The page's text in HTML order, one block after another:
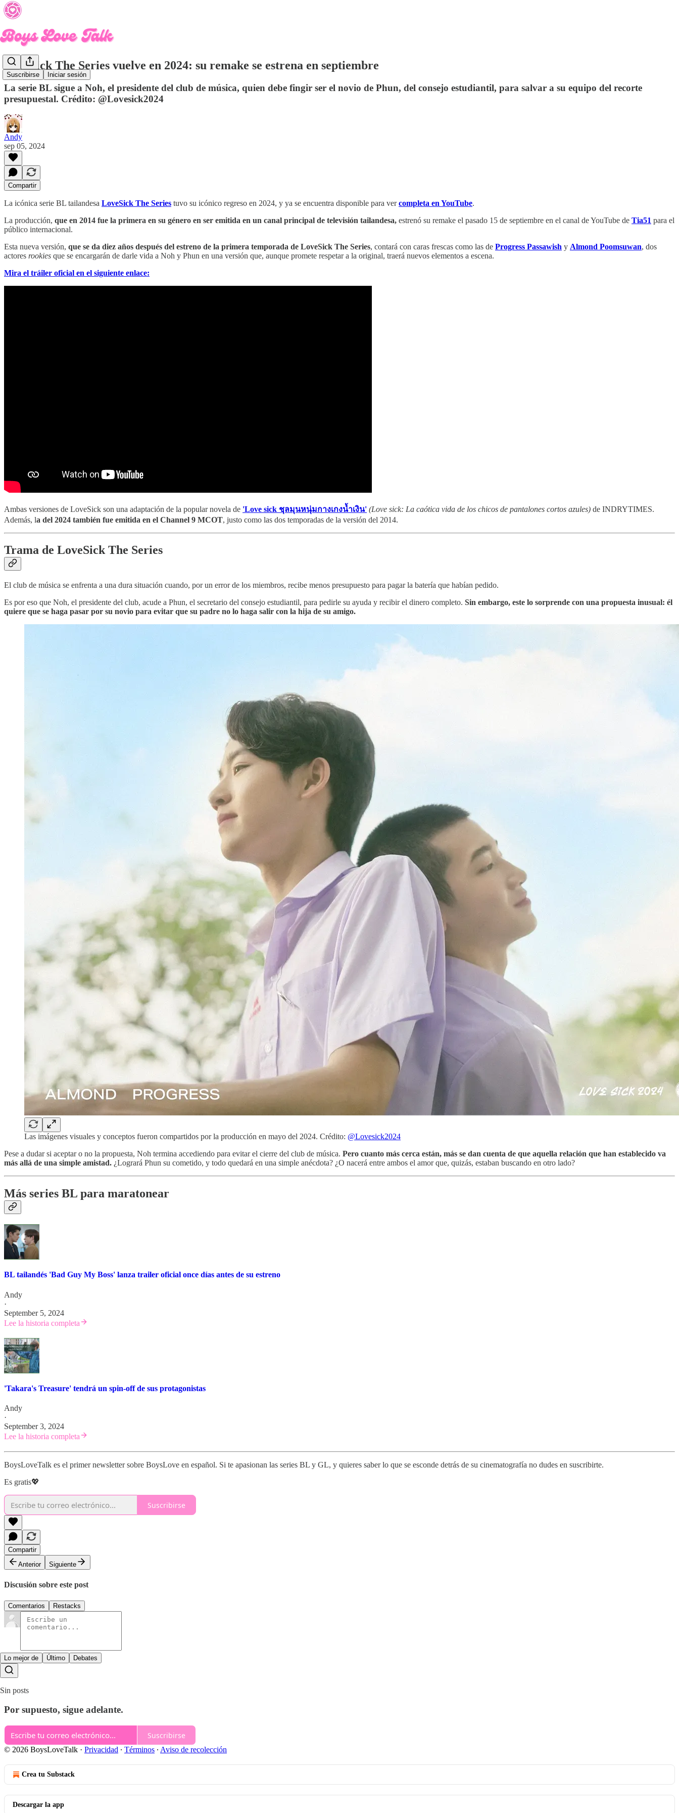
Suscribirse Iniciar sesión
LoveSick The Series vuelve en 2024: su remake se estrena en septiembre
La serie BL sigue a Noh, el presidente del club de música, quien debe fingir ser el novio de Phun, del consejo estudiantil, para salvar a su equipo del recorte
presupuestal. Crédito: @Lovesick2024
Andy
sep 05, 2024
Compartir
La icónica serie BL tailandesa LoveSick The Series tuvo su icónico regreso en 2024, y ya se encuentra disponible para vercompleta en YouTube.
La producción, que en 2014 fue la primera en su género en ser emitida en un canal principal de televisión tailandesa, estrenó su remake el pasado 15 de septiembre en el canal de YouTube de Tia51 para el
público internacional.
Esta nueva versión, que se da diez años después del estreno de la primera temporada de LoveSick The Series, contará con caras frescas como las de Progress Passawish y Almond Poomsuwan, dos
actores rookies que se encargarán de darle vida a Noh y Phun en una versión que, aunque promete respetar a la original, traerá nuevos elementos a escena.
Mira el tráiler oficial en el siguiente enlace:
Ambas versiones de LoveSick son una adaptación de la popular novela de 'Love sick ชุลมุนหนุ่มกางเกงน้ำเงิน' (Love sick: La caótica vida de los chicos de pantalones cortos azules) de INDRYTIMES.
Además, la del 2024 también fue emitida en el Channel 9 MCOT, justo como las dos temporadas de la versión del 2014.
Trama de LoveSick The Series
El club de música se enfrenta a una dura situación cuando, por un error de los miembros, recibe menos presupuesto para pagar la batería que habían pedido.
Es por eso que Noh, el presidente del club, acude a Phun, el secretario del consejo estudiantil, para pedirle su ayuda y recibir el dinero completo. Sin embargo, este lo sorprende con una propuesta inusual: él
quiere que se haga pasar por su novio para evitar que su padre no lo haga salir con la hija de su amigo.
Las imágenes visuales y conceptos fueron compartidos por la producción en mayo del 2024. Crédito: @Lovesick2024
Pese a dudar si aceptar o no la propuesta, Noh termina accediendo para evitar el cierre del club de música. Pero cuanto más cerca están, más se dan cuenta de que aquella relación que han establecido va
más allá de una simple amistad. ¿Logrará Phun su cometido, y todo quedará en una simple anécdota? ¿O nacerá entre ambos el amor que, quizás, estaban buscando en otro lado?
Más series BL para maratonear
BL tailandés 'Bad Guy My Boss' lanza trailer oficial once días antes de su estreno
Andy
·
September 5, 2024
Lee la historia completa
'Takara's Treasure' tendrá un spin-off de sus protagonistas
Andy
·
September 3, 2024
Lee la historia completa
BoysLoveTalk es el primer newsletter sobre BoysLove en español. Si te apasionan las series BL y GL, y quieres saber lo que se esconde detrás de su cinematografía no dudes en suscribirte.
Es gratis💖
Suscribirse
Compartir
Anterior
Siguiente
Discusión sobre este post
Comentarios Restacks
Lo mejor de Último Debates
Sin posts
Por supuesto, sigue adelante.
Suscribirse
© 2026 BoysLoveTalk · Privacidad ∙ Términos ∙ Aviso de recolección
Crea tu Substack
Descargar la app